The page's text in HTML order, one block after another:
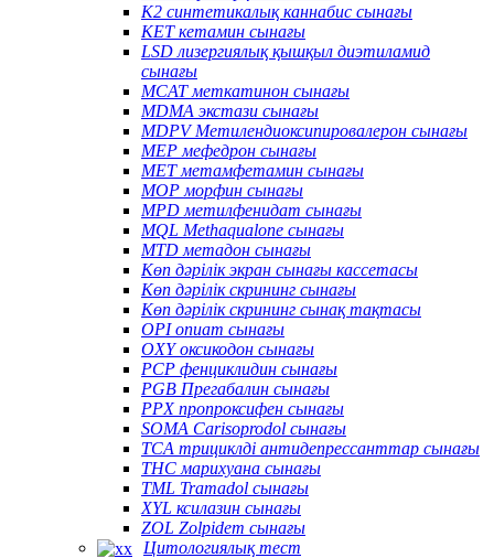
K2 синтетикалық каннабис сынағы
KET кетамин сынағы
LSD лизергиялық қышқыл диэтиламид
сынағы
MCAT меткатинон сынағы
MDMA экстази сынағы
MDPV Метилендиоксипировалерон сынағы
MEP мефедрон сынағы
MET метамфетамин сынағы
MOP морфин сынағы
MPD метилфенидат сынағы
MQL Methaqualone сынағы
MTD метадон сынағы
Көп дәрілік экран сынағы кассетасы
Көп дәрілік скрининг сынағы
Көп дәрілік скрининг сынақ тақтасы
OPI опиат сынағы
OXY оксикодон сынағы
PCP фенциклидин сынағы
PGB Прегабалин сынағы
PPX пропроксифен сынағы
SOMA Carisoprodol сынағы
TCA трициклді антидепрессанттар сынағы
THC марихуана сынағы
TML Tramadol сынағы
XYL ксилазин сынағы
ZOL Zolpidem сынағы
Цитологиялық тест